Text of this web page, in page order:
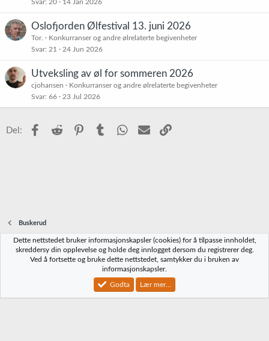
Svar 20 14 Jan 2026
Oslofjorden Ølfestival 13. juni 2026
Tor.
Konkurranser og andre ølrelaterte begivenheter
Svar 21 24 Jun 2026
Utveksling av øl for sommeren 2026
cjohansen
Konkurranser og andre ølrelaterte begivenheter
Svar 66 23 Jul 2026
Del: Facebook
Reddit PinterestTumblr WhatsApp
E-post
Buskerud
Norbrygg-default
Vilkår og regler Personvernregler
Community platform by XenForo® © 2010-2023 XenForo Ltd.
Dette nettstedet bruker informasjonskapsler (cookies) for å tilpasse innholdet,
skreddersy din opplevelse og holde deg innlogget dersom du registrerer deg.
Ved å fortsette og bruke dette nettstedet, samtykker du i bruken av
informasjonskapsler.
Godta Lær mer...